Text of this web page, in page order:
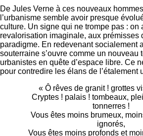
De Jules Verne à ces nouveaux
l’urbanisme semble avoir presque
culture. Un signe qui ne trompe pas : on
revalorisation imaginale, aux prémisses
paradigme. En redevenant socialement
souterraine s’ouvre comme un nouveau
urbanistes en quête d’espace libre. Ce
pour contredire les élans de l’étalement
« Ô rêves de granit ! grottes
Cryptes ! palais ! tombeaux,
tonnerres !
Vous êtes moins brumeux,
ignorés,
Vous êtes moins profonds et